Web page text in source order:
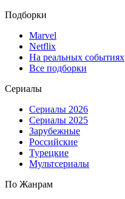
Подборки
Marvel
Netflix
На реальных событиях
Все подборки
Сериалы
Сериалы 2026
Сериалы 2025
Зарубежные
Российские
Турецкие
Мультсериалы
По Жанрам